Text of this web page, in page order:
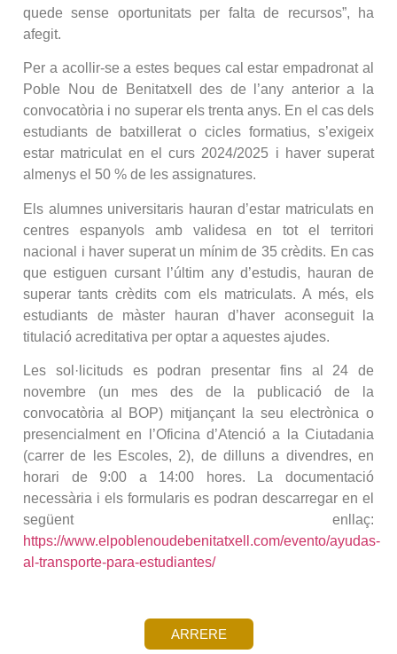
quede sense oportunitats per falta de recursos”, ha
afegit.
Per a acollir-se a estes beques cal estar empadronat al
Poble Nou de Benitatxell des de l’any anterior a la
convocatòria i no superar els trenta anys. En el cas dels
estudiants de batxillerat o cicles formatius, s’exigeix
estar matriculat en el curs 2024/2025 i haver superat
almenys el 50 % de les assignatures.
Els alumnes universitaris hauran d’estar matriculats en
centres espanyols amb validesa en tot el territori
nacional i haver superat un mínim de 35 crèdits. En cas
que estiguen cursant l’últim any d’estudis, hauran de
superar tants crèdits com els matriculats. A més, els
estudiants de màster hauran d’haver aconseguit la
titulació acreditativa per optar a aquestes ajudes.
Les sol·licituds es podran presentar fins al 24 de
novembre (un mes des de la publicació de la
convocatòria al BOP) mitjançant la seu electrònica o
presencialment en l’Oficina d’Atenció a la Ciutadania
(carrer de les Escoles, 2), de dilluns a divendres, en
horari de 9:00 a 14:00 hores. La documentació
necessària i els formularis es podran descarregar en el
següent enllaç:
https://www.elpoblenoudebenitatxell.com/evento/ayudas-
al-transporte-para-estudiantes/
ARRERE